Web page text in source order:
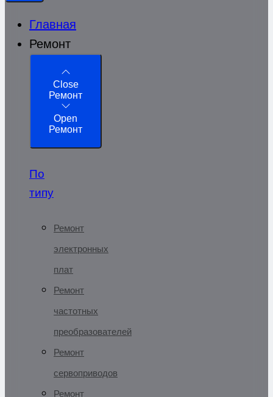
Главная
Ремонт
Close
Ремонт
Open
Ремонт
По
типу
Ремонт
электронных
плат
Ремонт
частотных
преобразователей
Ремонт
сервоприводов
Ремонт